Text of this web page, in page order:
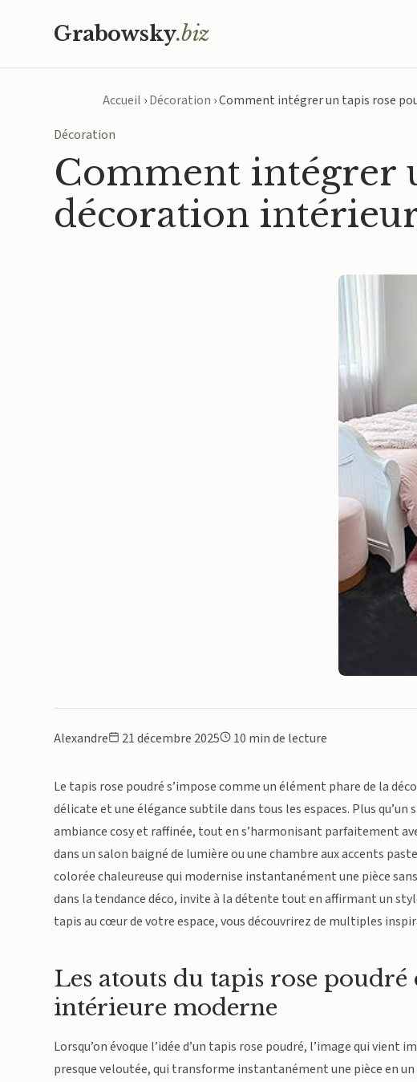
Grabowsky.biz
Accueil ›Décoration ›Comment intégrer un tapis rose
Décoration
Comment intégrer
décoration
Alexandre 21 décembre 2025 10 min de lecture
Le tapis rose poudré s’impose comme un élément phare de la
délicate et une élégance subtile dans tous les espaces. Plus
ambiance cosy et raffinée, tout en s’harmonisant parfaitement
dans un salon baigné de lumière ou une chambre aux accents
colorée chaleureuse qui modernise instantanément une pièce
dans la tendance déco, invite à la détente tout en affirmant un
tapis au cœur de votre espace, vous découvrirez de multiples
Les atouts du tapis rose
intérieure moderne
Lorsqu’on évoque l’idée d’un tapis rose poudré, l’image qui
presque veloutée, qui transforme instantanément une pièce en